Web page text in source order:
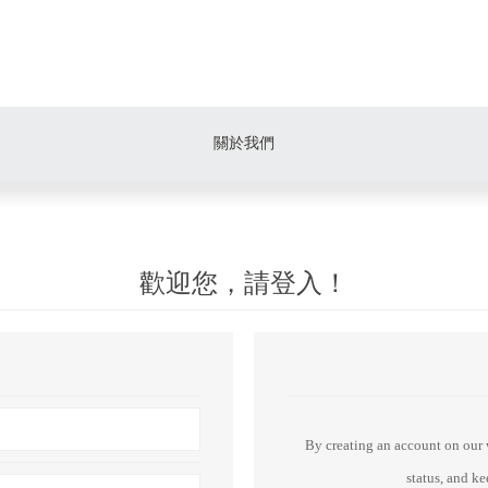
關於我們
歡迎您，請登入！
By creating an account on our
status, and